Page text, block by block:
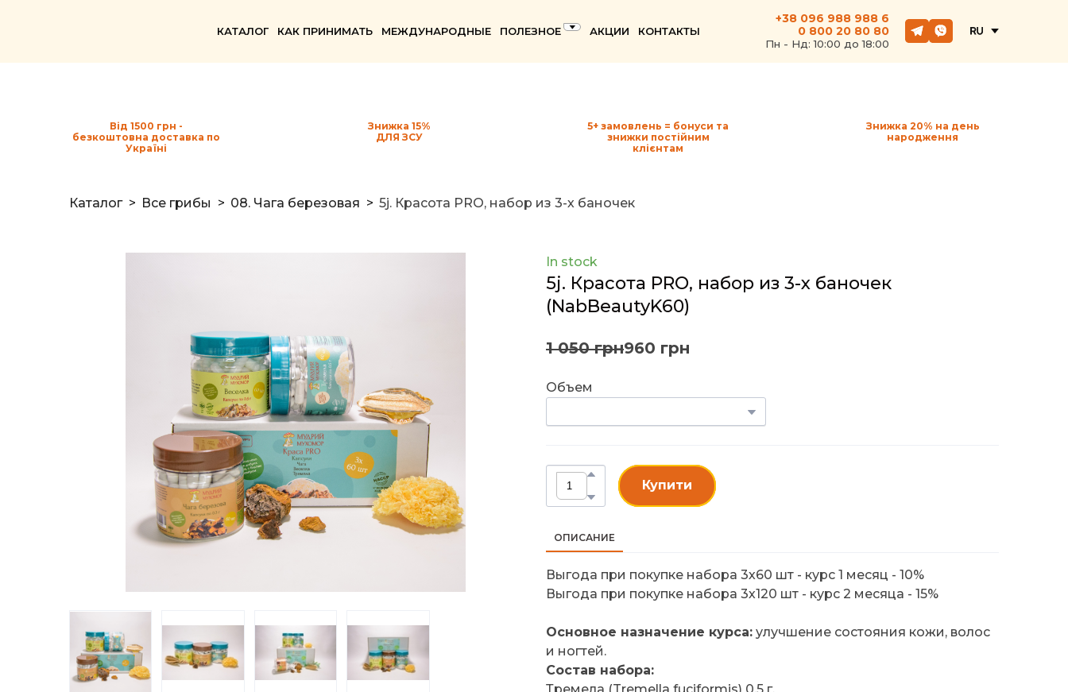
КАТАЛОГ КАК ПРИНИМАТЬ МЕЖДУНАРОДНЫЕ ПОЛЕЗНОЕ АКЦИИ КОНТАКТЫ
+38 096 988 988 6
0 800 20 80 80
Пн - Hд: 10:00 до 18:00
Знижка 15%
ДЛЯ ЗСУ
Від 1500 грн -
безкоштовна доставка по
Україні
5+ замовлень = бонуси та
знижки постійним
клієнтам
Знижка 20% на день
народження
Каталог Все грибы 08. Чага березовая 5j. Красота PRO, набор из 3-х баночек
In stock
5j. Красота PRO, набор из 3-х баночек
(NabBeautyK60)
1 050 грн960 грн
Объем
Купити
ОПИСАНИЕ
Выгода при покупке набора 3х60 шт - курс 1 месяц - 10%
Выгода при покупке набора 3х120 шт - курс 2 месяца - 15%
Основное назначение курса: улучшение состояния кожи, волос
и ногтей.
Состав набора: